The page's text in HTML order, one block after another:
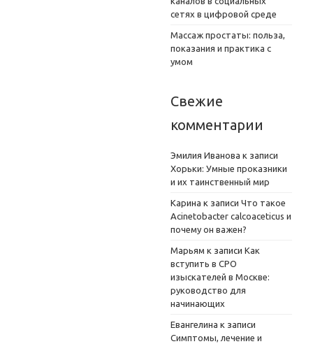
сетях в цифровой среде
Массаж простаты: польза,
показания и практика с
умом
Свежие
комментарии
Эмилия Иванова к записи
Хорьки: Умные проказники
и их таинственный мир
Карина к записи Что такое
Acinetobacter calcoaceticus и
почему он важен?
Марьям к записи Как
вступить в СРО
изыскателей в Москве:
руководство для
начинающих
Евангелина к записи
Симптомы, лечение и